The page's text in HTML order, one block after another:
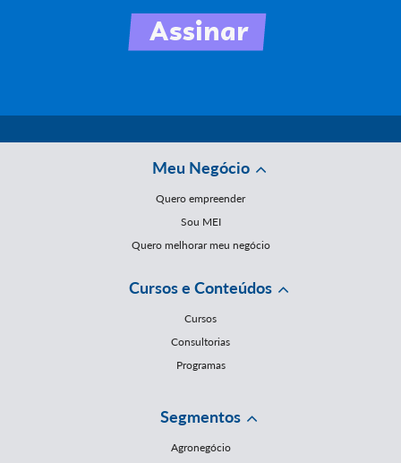
Meu Negócio
Quero empreender
Sou MEI
Quero melhorar meu negócio
Cursos e Conteúdos
Cursos
Consultorias
Programas
Segmentos
Agronegócio